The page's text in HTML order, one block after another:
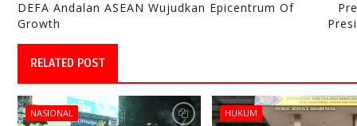
DEFA Andalan ASEAN Wujudkan Epicentrum Of
Growth
RELATED POST
NASIONAL HUKUM